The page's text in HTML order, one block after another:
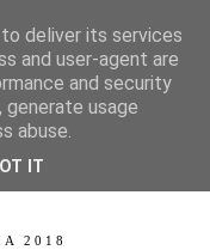
▼
2018
deliver its services
and user-agent are
and security
usage
abuse.
IT